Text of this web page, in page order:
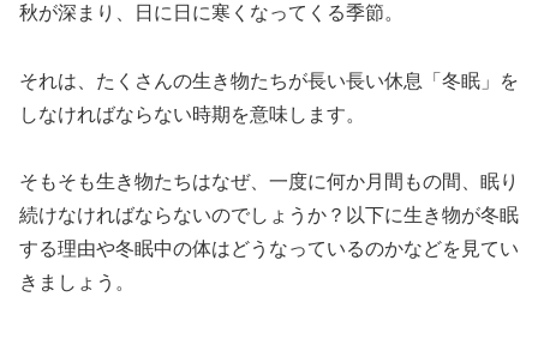
秋が深まり、日に日に寒くなってくる季節。
それは、たくさんの生き物たちが長い長い休息「冬眠」を
しなければならない時期を意味します。
そもそも生き物たちはなぜ、一度に何か月間もの間、眠り
続けなければならないのでしょうか？以下に生き物が冬眠
する理由や冬眠中の体はどうなっているのかなどを見てい
きましょう。